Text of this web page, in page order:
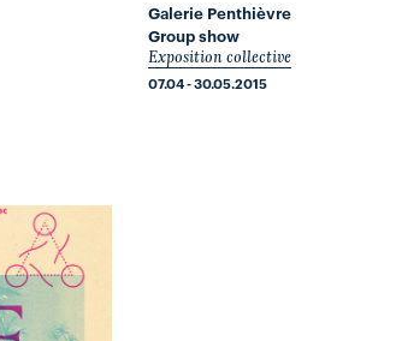
Galerie Penthièvre
Group show
Exposition collective
07.04 - 30.05.2015